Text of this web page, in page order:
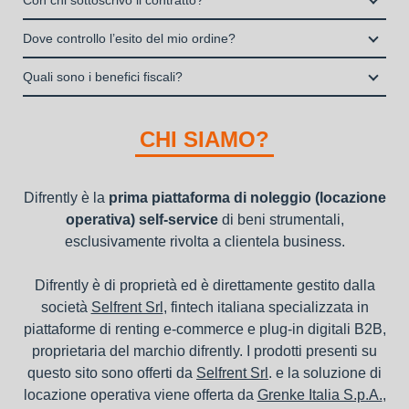
I privati consumatori non possono accedere al servizio di
noleggio B2B con cui verrà concluso il contratto, a tutela
dei beni e con vantaggi di gestione per i propri clienti.
interamente online
Il contratto di locazione operativa sarà stipulato con Grenke
operativa di beni mobili strumentali (B2B), previa approvazione
della richiesta da parte della stessa.
Dove controllo l’esito del mio ordine?
Una volta fatto login vai sull’icona con l’omino e clicca su
Quali sono i benefici fiscali?
nel bilancio, poiché i canoni vengono considerati un servizio. I
canoni di noleggio sono deducibili ai fini IRES e IRAP
CHI SIAMO?
Difrently è la prima piattaforma di noleggio (locazione
operativa) self-servicedi beni strumentali,
esclusivamente rivolta a clientela business.
Difrently è di proprietà ed è direttamente gestito dalla
società Selfrent Srl , fintech italiana specializzata in
piattaforme di renting e-commerce e plug-in digitali B2B,
proprietaria del marchio difrently. I prodotti presenti su
questo sito sono offerti da Selfrent Srl . e la soluzione di
locazione operativa viene offerta da Grenke Italia S.p.A.,